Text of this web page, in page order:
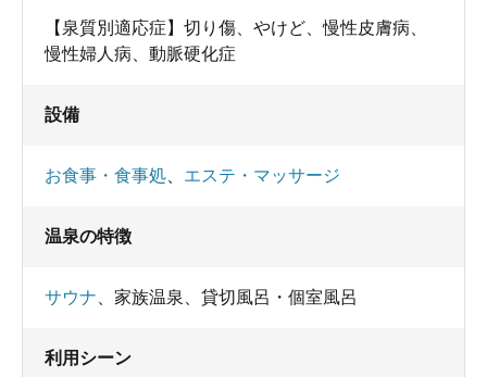
【泉質別適応症】切り傷、やけど、慢性皮膚病、
慢性婦人病、動脈硬化症
設備
お食事・食事処 エステ・マッサージ
温泉の特徴
サウナ 家族温泉 貸切風呂・個室風呂
利用シーン